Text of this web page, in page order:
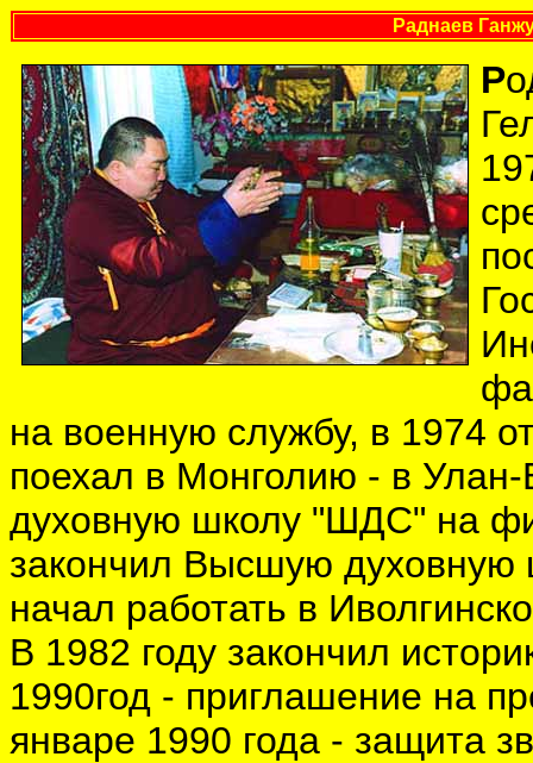
Раднаев
Р
на военную службу, в 1974
поехал в Монголию - в
духовную школу "ШДС" на
закончил Высшую
начал работать в
В 1982 году закончил
1990год - приглашение на
январе 1990 года - защита